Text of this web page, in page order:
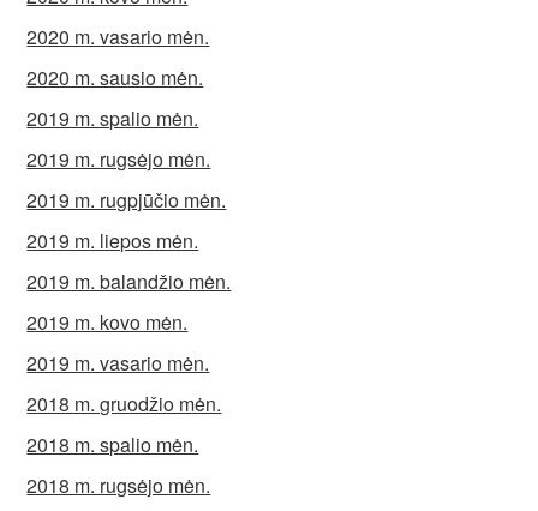
2020 m. vasario mėn.
2020 m. sausio mėn.
2019 m. spalio mėn.
2019 m. rugsėjo mėn.
2019 m. rugpjūčio mėn.
2019 m. liepos mėn.
2019 m. balandžio mėn.
2019 m. kovo mėn.
2019 m. vasario mėn.
2018 m. gruodžio mėn.
2018 m. spalio mėn.
2018 m. rugsėjo mėn.